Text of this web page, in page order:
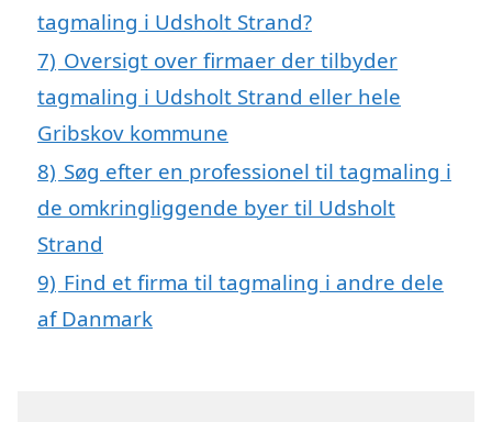
tagmaling i Udsholt Strand?
7) Oversigt over firmaer der tilbyder
tagmaling i Udsholt Strand eller hele
Gribskov kommune
8) Søg efter en professionel til tagmaling i
de omkringliggende byer til Udsholt
Strand
9) Find et firma til tagmaling i andre dele
af Danmark